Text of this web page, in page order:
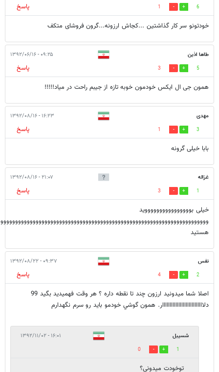
6
1
پاسخ
خودتونو سر کار گذاشتین ...کجاش ارزونه...گرون فروشای متکف
طاها اذین ۰۹:۲۵ - ۱۳۹۲/۰۶/۱۶
5
3
پاسخ
همون جی ال ایکس خودمون خوبه تازه از جیبم راحت در میاد!!!!!
مهدی ۱۶:۲۳ - ۱۳۹۲/۰۸/۱۶
3
1
پاسخ
بابا خیلی گرونه
غزاله ۲۱:۰۷ - ۱۳۹۲/۰۸/۱۶
1
3
پاسخ
خیلی بووووووووووووووووید
هستید
نفس ۰۹:۳۷ - ۱۳۹۲/۰۸/۲۲
2
4
پاسخ
اصلا شما ميدونيد ارزون چند تا نقطه داره ؟ هر وقت فهميديد بگيد 99
دلاااااااااااااااااااااااااااار. همون گوشي خودمو بايد رو سرم نگهدارم
شسیبل ۱۶:۰۱ - ۱۳۹۲/۱۱/۰۲
1
0
توخودت میدونی؟